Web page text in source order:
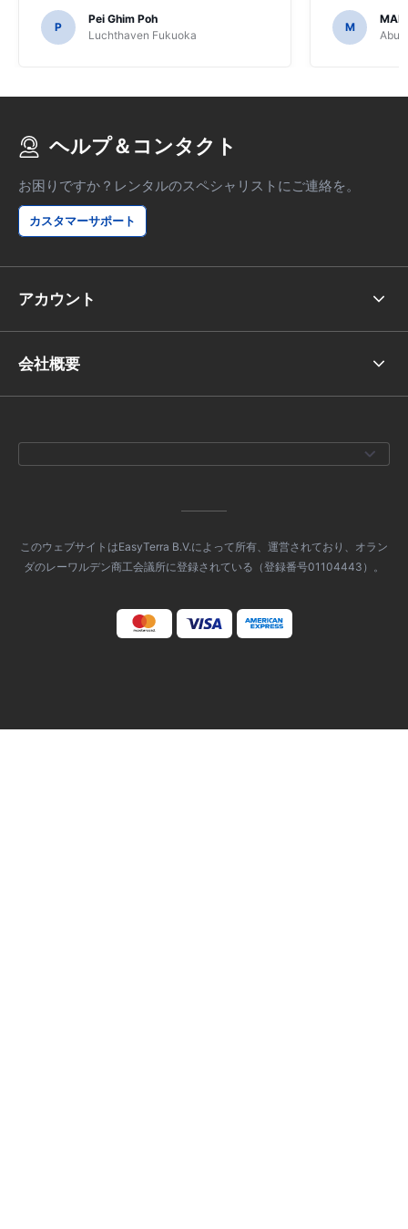
るのでGPSを購入することに決めたのは恐
ろしいことでした。
P
Pei Ghim Poh
Luchthaven Fukuoka
M
Abu
ヘルプ＆コンタクト
お困りですか？レンタルのスペシャリストにご連絡を。
カスタマーサポート
アカウント
会社概要
このウェブサイトはEasyTerra B.V.によって所有、運営されており、オラン
ダのレーワルデン商工会議所に登録されている（登録番号01104443）。